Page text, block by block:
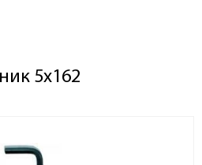
5х162